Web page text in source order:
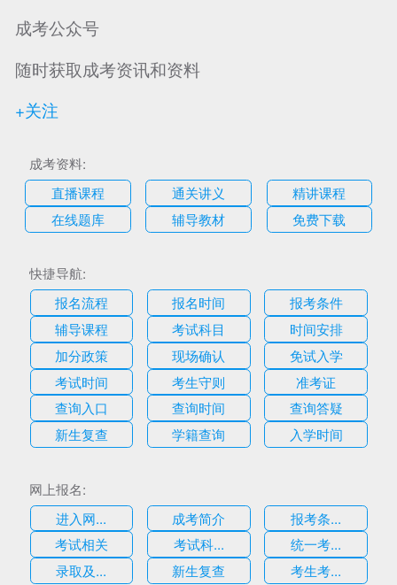
成考公众号
随时获取成考资讯和资料
+关注
成考资料:
直播课程
通关讲义
精讲课程
在线题库
辅导教材 免费下载
快捷导航:
报名流程
报名时间
报考条件
辅导课程
考试科目
时间安排
加分政策
现场确认
免试入学
考试时间
考生守则
准考证
查询入口
查询时间
查询答疑
新生复查
学籍查询 入学时间
网上报名:
进入网...
成考简介
报考条...
考试相关
考试科...
统一考...
录取及...
新生复查 考生考...